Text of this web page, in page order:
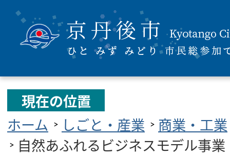
現在の位置
ホーム
しごと・産業
商業・工業
自然あふれるビジネスモデル事業